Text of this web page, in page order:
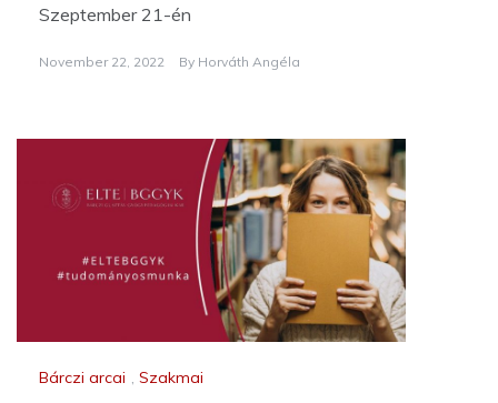
Szeptember 21-én
November 22, 2022 By Horváth Angéla
Bárczi arcai Szakmai